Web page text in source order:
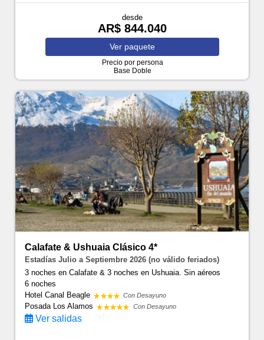
desde
AR$ 844.040
Ver paquete
Precio por persona
Base Doble
Calafate & Ushuaia Clásico 4*
Estadías Julio a Septiembre 2026 (no válido feriados)
3 noches en Calafate & 3 noches en Ushuaia. Sin aéreos
6 noches
Hotel Canal Beagle
Con Desayuno
Posada Los Alamos Con Desayuno
Ver salidas